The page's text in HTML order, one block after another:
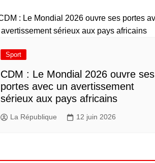
Sport
CDM : Le Mondial 2026 ouvre ses
portes avec un avertissement
sérieux aux pays africains
La République 12 juin 2026